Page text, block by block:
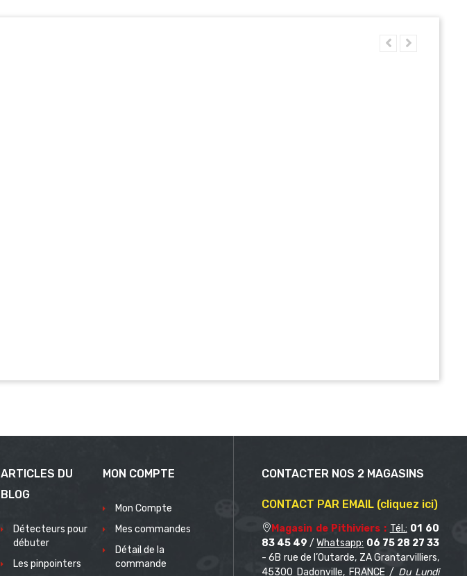
CONTACTER NOS 2 MAGASINS
CONTACT PAR EMAIL (cliquez ici)
Magasin de Pithiviers : Tél.: 01 60
83 45 49 /Whatsapp: 06 75 28 27 33
- 6B rue de l’Outarde, ZA Grantarvilliers,
45300 Dadonville, FRANCE / Du Lundi
ARTICLES DU
BLOG
Détecteurs pour
débuter
Les pinpointers
MON COMPTE
Mon Compte
Mes commandes
Détail de la
commande